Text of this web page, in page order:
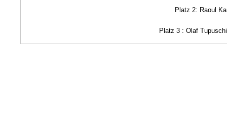
Platz 2: Raoul
Platz 3 : Olaf